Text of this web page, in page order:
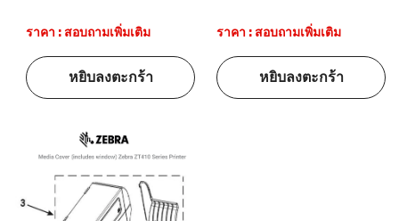
ราคา : สอบถามเพิ่มเติม
หยิบลงตะกร้า
ราคา : สอบถามเพิ่มเติม
หยิบลงตะกร้า